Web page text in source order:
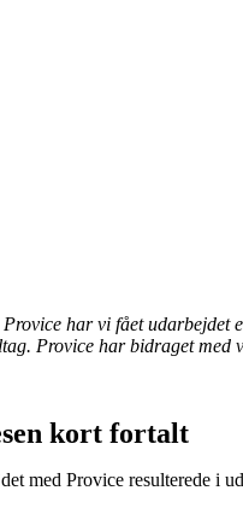
har vi fået udarbejdet
Provice har bidraget med
kort fortalt
med Provice resulterede i